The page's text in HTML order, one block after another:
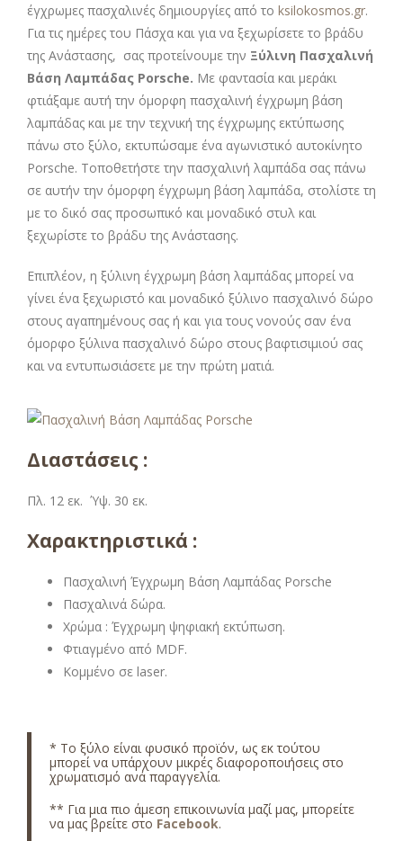
έγχρωμες πασχαλινές δημιουργίες από το ksilokosmos.gr.
Για τις ημέρες του Πάσχα και για να ξεχωρίσετε το βράδυ
της Ανάστασης, σας προτείνουμε την Ξύλινη Πασχαλινή
Βάση Λαμπάδας Porsche. Με φαντασία και μεράκι
φτιάξαμε αυτή την όμορφη πασχαλινή έγχρωμη βάση
λαμπάδας και με την τεχνική της έγχρωμης εκτύπωσης
πάνω στο ξύλο, εκτυπώσαμε ένα αγωνιστικό αυτοκίνητο
Porsche. Τοποθετήστε την πασχαλινή λαμπάδα σας πάνω
σε αυτήν την όμορφη έγχρωμη βάση λαμπάδα, στολίστε τη
με το δικό σας προσωπικό και μοναδικό στυλ και
ξεχωρίστε το βράδυ της Ανάστασης.
Επιπλέον, η ξύλινη έγχρωμη βάση λαμπάδας μπορεί να
γίνει ένα ξεχωριστό και μοναδικό ξύλινο πασχαλινό δώρο
στους αγαπημένους σας ή και για τους νονούς σαν ένα
όμορφο ξύλινα πασχαλινό δώρο στους βαφτισιμιού σας
και να εντυπωσιάσετε με την πρώτη ματιά.
Διαστάσεις :
Πλ. 12 εκ. Ύψ. 30 εκ.
Χαρακτηριστικά :
Πασχαλινή Έγχρωμη Βάση Λαμπάδας Porsche
Πασχαλινά δώρα.
Χρώμα : Έγχρωμη ψηφιακή εκτύπωση.
Φτιαγμένο από MDF.
Κομμένο σε laser.
* Το ξύλο είναι φυσικό προϊόν, ως εκ τούτου
μπορεί να υπάρχουν μικρές διαφοροποιήσεις στο
χρωματισμό ανά παραγγελία.
** Για μια πιο άμεση επικοινωνία μαζί μας, μπορείτε
να μας βρείτε στο Facebook.